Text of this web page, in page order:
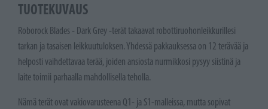
TUOTEKUVAUS
Roborock Blades - Dark Grey -terät takaavat robottiruohonleikkurillesi
tarkan ja tasaisen leikkuutuloksen. Yhdessä pakkauksessa on 12 terävää ja
helposti vaihdettavaa terää, joiden ansiosta nurmikkosi pysyy siistinä ja
laite toimii parhaalla mahdollisella teholla.
Nämä terät ovat vakiovarusteena Q1- ja S1-malleissa, mutta sopivat